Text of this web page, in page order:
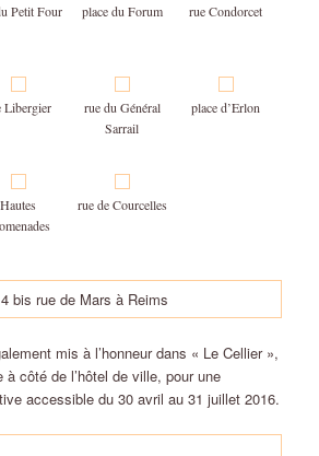
Petit Four place du Forum rue Condorcet
Libergier
rue du Général
Sarrail
place d’Erlon
Hautes
rue de Courcelles
mis à l’honneur dans « Le Cellier »,
à côté de l’hôtel de ville, pour une
accessible du 30 avril au 31 juillet 2016.